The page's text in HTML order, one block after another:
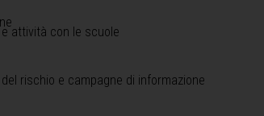
attività con le scuole
rischio e campagne di informazione